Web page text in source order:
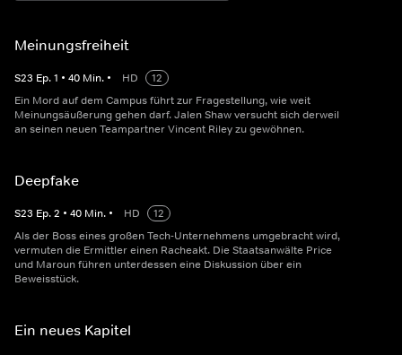
Meinungsfreiheit
S23 Ep.1 • 40 Min. • HD
12
Ein Mord auf dem Campus führt zur Fragestellung, wie weit
Meinungsäußerung gehen darf. Jalen Shaw versucht sich derweil
an seinen neuen Teampartner Vincent Riley zu gewöhnen.
Deepfake
S23 Ep.2 • 40 Min. • HD
12
Als der Boss eines großen Tech-Unternehmens umgebracht wird,
vermuten die Ermittler einen Racheakt. Die Staatsanwälte Price
und Maroun führen unterdessen eine Diskussion über ein
Beweisstück.
Ein neues Kapitel